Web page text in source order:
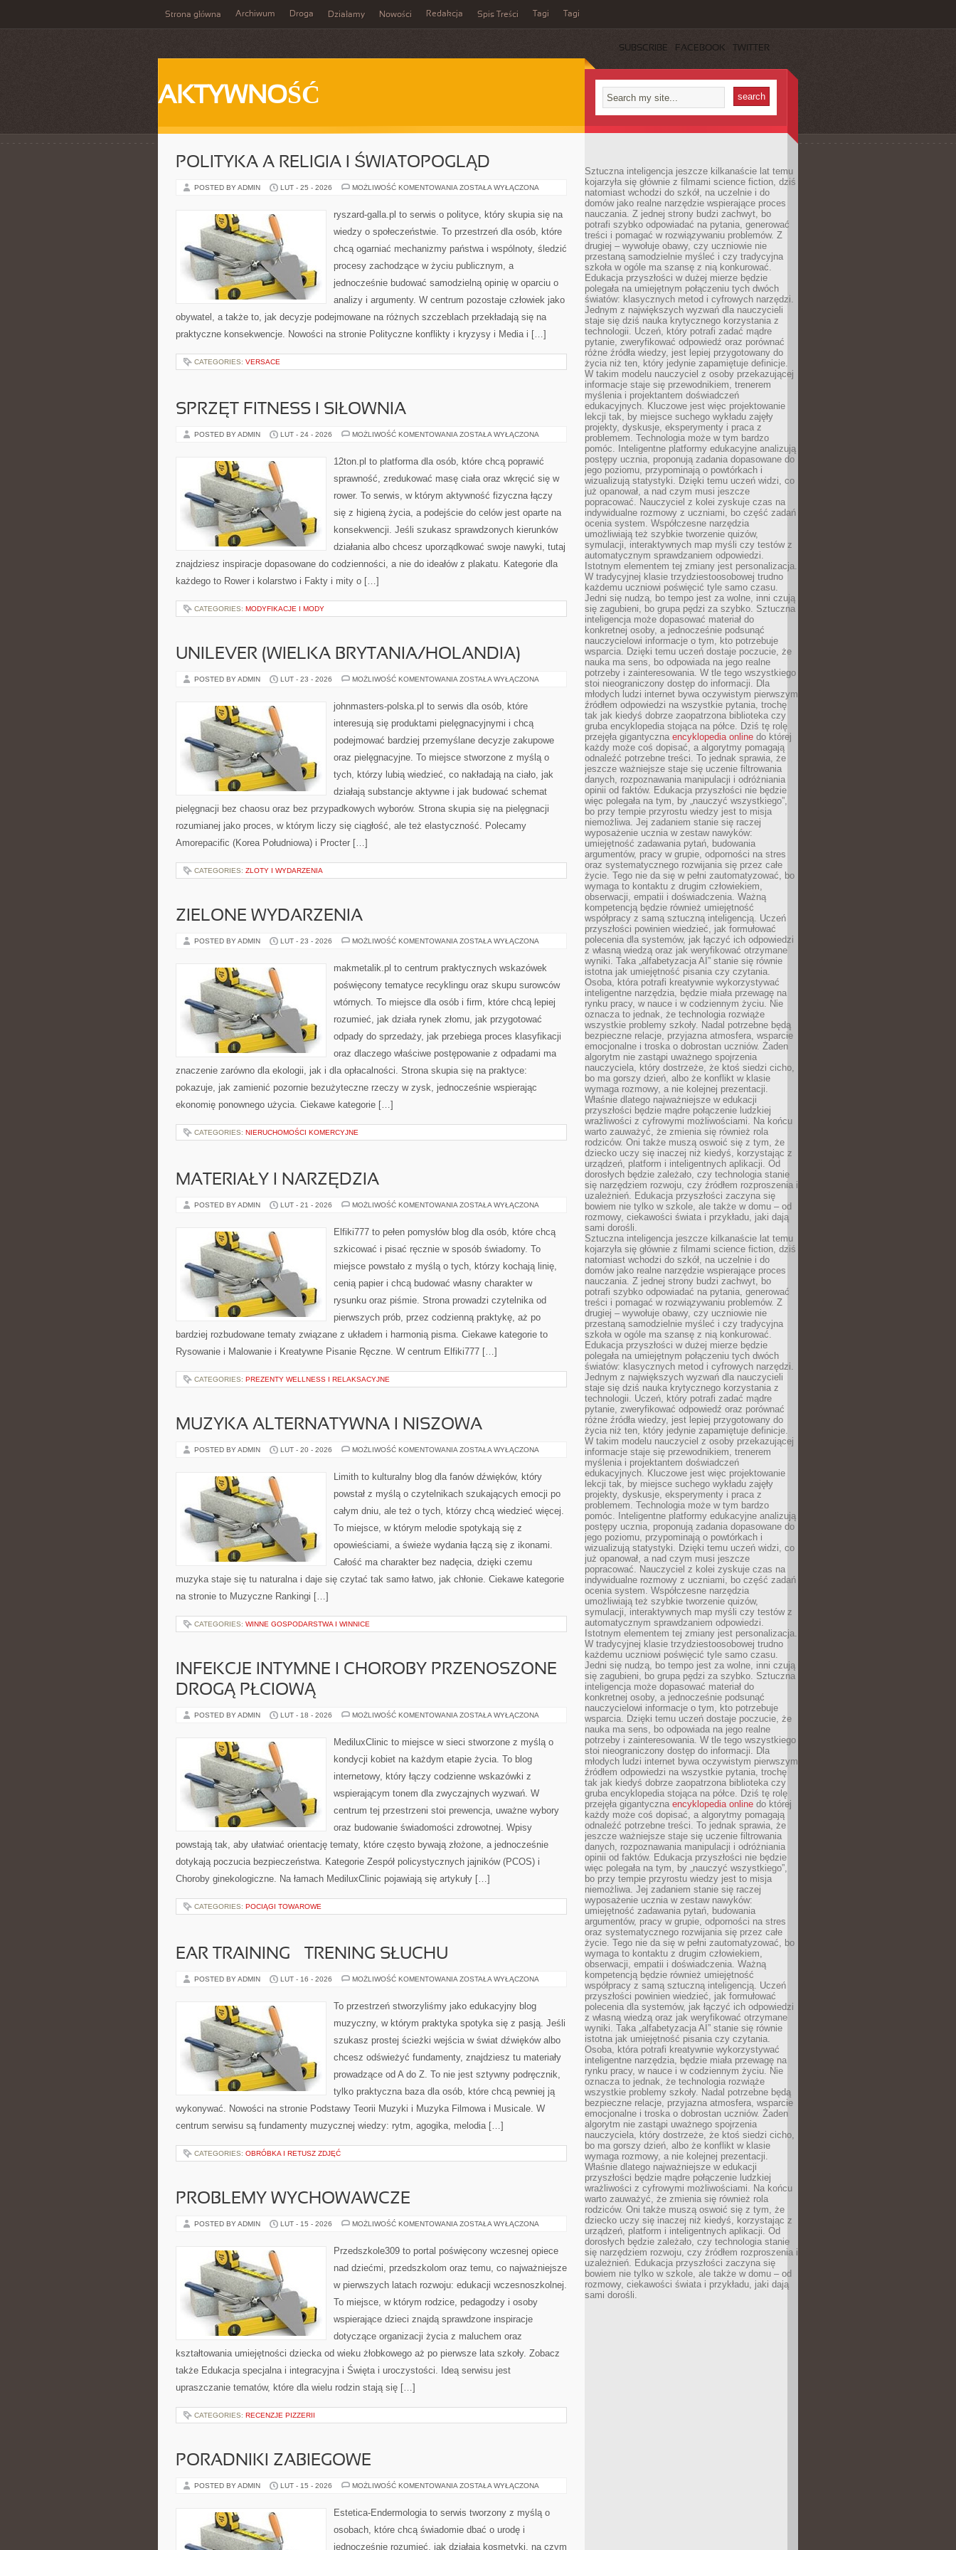
Strona główna Archiwum Droga Działamy Nowości Redakcja Spis Treści Tagi Tagi
SUBSCRIBE FACEBOOK TWITTER
AKTYWNOŚĆ
POLITYKA A RELIGIA I ŚWIATOPOGLĄD
POSTED BY ADMIN LUT - 25 - 2026 MOŻLIWOŚĆ KOMENTOWANIA POLITYKA
I
ŚWIATOPOGLĄD
ZOSTAŁA WYŁĄCZONA
ryszard-galla.pl to serwis o polityce, który skupia się na
wiedzy o społeczeństwie. To przestrzeń dla osób, które
chcą ogarniać mechanizmy państwa i wspólnoty, śledzić
procesy zachodzące w życiu publicznym, a
jednocześnie budować samodzielną opinię w oparciu o
analizy i argumenty. W centrum pozostaje człowiek jako
obywatel, a także to, jak decyzje podejmowane na różnych szczeblach przekładają się na
praktyczne konsekwencje. Nowości na stronie Polityczne konflikty i kryzysy i Media i […]
CATEGORIES: VERSACE
SPRZĘT FITNESS I SIŁOWNIA
POSTED BY ADMIN LUT - 24 - 2026 MOŻLIWOŚĆ KOMENTOWANIA SPRZĘT
SIŁOWNIA
ZOSTAŁA WYŁĄCZONA
12ton.pl to platforma dla osób, które chcą poprawić
sprawność, zredukować masę ciała oraz wkręcić się w
rower. To serwis, w którym aktywność fizyczna łączy
się z higieną życia, a podejście do celów jest oparte na
konsekwencji. Jeśli szukasz sprawdzonych kierunków
działania albo chcesz uporządkować swoje nawyki, tutaj
znajdziesz inspiracje dopasowane do codzienności, a nie do ideałów z plakatu. Kategorie dla
każdego to Rower i kolarstwo i Fakty i mity o […]
CATEGORIES: MODYFIKACJE I MODY
UNILEVER (WIELKA BRYTANIA/HOLANDIA)
POSTED BY ADMIN LUT - 23 - 2026 MOŻLIWOŚĆ KOMENTOWANIA UNILEVER
ZOSTAŁA WYŁĄCZONA
johnmasters-polska.pl to serwis dla osób, które
interesują się produktami pielęgnacyjnymi i chcą
podejmować bardziej przemyślane decyzje zakupowe
oraz pielęgnacyjne. To miejsce stworzone z myślą o
tych, którzy lubią wiedzieć, co nakładają na ciało, jak
działają substancje aktywne i jak budować schemat
pielęgnacji bez chaosu oraz bez przypadkowych wyborów. Strona skupia się na pielęgnacji
rozumianej jako proces, w którym liczy się ciągłość, ale też elastyczność. Polecamy
Amorepacific (Korea Południowa) i Procter […]
CATEGORIES: ZLOTY I WYDARZENIA
ZIELONE WYDARZENIA
POSTED BY ADMIN LUT - 23 - 2026 MOŻLIWOŚĆ KOMENTOWANIA ZIELONE
ZOSTAŁA WYŁĄCZONA
makmetalik.pl to centrum praktycznych wskazówek
poświęcony tematyce recyklingu oraz skupu surowców
wtórnych. To miejsce dla osób i firm, które chcą lepiej
rozumieć, jak działa rynek złomu, jak przygotować
odpady do sprzedaży, jak przebiega proces klasyfikacji
oraz dlaczego właściwe postępowanie z odpadami ma
znaczenie zarówno dla ekologii, jak i dla opłacalności. Strona skupia się na praktyce:
pokazuje, jak zamienić pozornie bezużyteczne rzeczy w zysk, jednocześnie wspierając
ekonomię ponownego użycia. Ciekawe kategorie […]
CATEGORIES: NIERUCHOMOŚCI KOMERCYJNE
MATERIAŁY I NARZĘDZIA
POSTED BY ADMIN LUT - 21 - 2026 MOŻLIWOŚĆ KOMENTOWANIA MATERIAŁY
ZOSTAŁA WYŁĄCZONA
Elfiki777 to pełen pomysłów blog dla osób, które chcą
szkicować i pisać ręcznie w sposób świadomy. To
miejsce powstało z myślą o tych, którzy kochają linię,
cenią papier i chcą budować własny charakter w
rysunku oraz piśmie. Strona prowadzi czytelnika od
pierwszych prób, przez codzienną praktykę, aż po
bardziej rozbudowane tematy związane z układem i harmonią pisma. Ciekawe kategorie to
Rysowanie i Malowanie i Kreatywne Pisanie Ręczne. W centrum Elfiki777 […]
CATEGORIES: PREZENTY WELLNESS I RELAKSACYJNE
MUZYKA ALTERNATYWNA I NISZOWA
POSTED BY ADMIN LUT - 20 - 2026 MOŻLIWOŚĆ KOMENTOWANIA MUZYKA
NISZOWA
ZOSTAŁA WYŁĄCZONA
Limith to kulturalny blog dla fanów dźwięków, który
powstał z myślą o czytelnikach szukających emocji po
całym dniu, ale też o tych, którzy chcą wiedzieć więcej.
To miejsce, w którym melodie spotykają się z
opowieściami, a świeże wydania łączą się z ikonami.
Całość ma charakter bez nadęcia, dzięki czemu
muzyka staje się tu naturalna i daje się czytać tak samo łatwo, jak chłonie. Ciekawe kategorie
na stronie to Muzyczne Rankingi […]
CATEGORIES: WINNE GOSPODARSTWA I WINNICE
INFEKCJE INTYMNE I CHOROBY PRZENOSZONE
DROGĄ PŁCIOWĄ
POSTED BY ADMIN LUT - 18 - 2026 MOŻLIWOŚĆ KOMENTOWANIA INFEKCJE
CHOROBY
PRZENOSZONE
PŁCIOWĄ
ZOSTAŁA WYŁĄCZONA
MediluxClinic to miejsce w sieci stworzone z myślą o
kondycji kobiet na każdym etapie życia. To blog
internetowy, który łączy codzienne wskazówki z
wspierającym tonem dla zwyczajnych wyzwań. W
centrum tej przestrzeni stoi prewencja, uważne wybory
oraz budowanie świadomości zdrowotnej. Wpisy
powstają tak, aby ułatwiać orientację tematy, które często bywają złożone, a jednocześnie
dotykają poczucia bezpieczeństwa. Kategorie Zespół policystycznych jajników (PCOS) i
Choroby ginekologiczne. Na łamach MediluxClinic pojawiają się artykuły […]
CATEGORIES: POCIĄGI TOWAROWE
EAR TRAINING – TRENING SŁUCHU
POSTED BY ADMIN LUT - 16 - 2026 MOŻLIWOŚĆ KOMENTOWANIA EAR
TRENING
SŁUCHU
ZOSTAŁA WYŁĄCZONA
To przestrzeń stworzyliśmy jako edukacyjny blog
muzyczny, w którym praktyka spotyka się z pasją. Jeśli
szukasz prostej ścieżki wejścia w świat dźwięków albo
chcesz odświeżyć fundamenty, znajdziesz tu materiały
prowadzące od A do Z. To nie jest sztywny podręcznik,
tylko praktyczna baza dla osób, które chcą pewniej ją
wykonywać. Nowości na stronie Podstawy Teorii Muzyki i Muzyka Filmowa i Musicale. W
centrum serwisu są fundamenty muzycznej wiedzy: rytm, agogika, melodia […]
CATEGORIES: OBRÓBKA I RETUSZ ZDJĘĆ
PROBLEMY WYCHOWAWCZE
POSTED BY ADMIN LUT - 15 - 2026 MOŻLIWOŚĆ KOMENTOWANIA PROBLEMY
ZOSTAŁA WYŁĄCZONA
Przedszkole309 to portal poświęcony wczesnej opiece
nad dziećmi, przedszkolom oraz temu, co najważniejsze
w pierwszych latach rozwoju: edukacji wczesnoszkolnej.
To miejsce, w którym rodzice, pedagodzy i osoby
wspierające dzieci znajdą sprawdzone inspiracje
dotyczące organizacji życia z maluchem oraz
kształtowania umiejętności dziecka od wieku żłobkowego aż po pierwsze lata szkoły. Zobacz
także Edukacja specjalna i integracyjna i Święta i uroczystości. Ideą serwisu jest
upraszczanie tematów, które dla wielu rodzin stają się […]
CATEGORIES: RECENZJE PIZZERII
PORADNIKI ZABIEGOWE
POSTED BY ADMIN LUT - 15 - 2026 MOŻLIWOŚĆ KOMENTOWANIA PORADNIKI
ZOSTAŁA WYŁĄCZONA
Estetica-Endermologia to serwis tworzony z myślą o
osobach, które chcą świadomie dbać o urodę i
jednocześnie rozumieć, jak działają kosmetyki, na czym
Sztuczna inteligencja jeszcze kilkanaście lat temu
kojarzyła się głównie z filmami science fiction, dziś
natomiast wchodzi do szkół, na uczelnie i do
domów jako realne narzędzie wspierające proces
nauczania. Z jednej strony budzi zachwyt, bo
potrafi szybko odpowiadać na pytania, generować
treści i pomagać w rozwiązywaniu problemów. Z
drugiej – wywołuje obawy, czy uczniowie nie
przestaną samodzielnie myśleć i czy tradycyjna
szkoła w ogóle ma szansę z nią konkurować.
Edukacja przyszłości w dużej mierze będzie
polegała na umiejętnym połączeniu tych dwóch
światów: klasycznych metod i cyfrowych narzędzi.
Jednym z największych wyzwań dla nauczycieli
staje się dziś nauka krytycznego korzystania z
technologii. Uczeń, który potrafi zadać mądre
pytanie, zweryfikować odpowiedź oraz porównać
różne źródła wiedzy, jest lepiej przygotowany do
życia niż ten, który jedynie zapamiętuje definicje.
W takim modelu nauczyciel z osoby przekazującej
informacje staje się przewodnikiem, trenerem
myślenia i projektantem doświadczeń
edukacyjnych. Kluczowe jest więc projektowanie
lekcji tak, by miejsce suchego wykładu zajęły
projekty, dyskusje, eksperymenty i praca z
problemem. Technologia może w tym bardzo
pomóc. Inteligentne platformy edukacyjne analizują
postępy ucznia, proponują zadania dopasowane do
jego poziomu, przypominają o powtórkach i
wizualizują statystyki. Dzięki temu uczeń widzi, co
już opanował, a nad czym musi jeszcze
popracować. Nauczyciel z kolei zyskuje czas na
indywidualne rozmowy z uczniami, bo część zadań
ocenia system. Współczesne narzędzia
umożliwiają też szybkie tworzenie quizów,
symulacji, interaktywnych map myśli czy testów z
automatycznym sprawdzaniem odpowiedzi.
Istotnym elementem tej zmiany jest personalizacja.
W tradycyjnej klasie trzydziestoosobowej trudno
każdemu uczniowi poświęcić tyle samo czasu.
Jedni się nudzą, bo tempo jest za wolne, inni czują
się zagubieni, bo grupa pędzi za szybko. Sztuczna
inteligencja może dopasować materiał do
konkretnej osoby, a jednocześnie podsunąć
nauczycielowi informacje o tym, kto potrzebuje
wsparcia. Dzięki temu uczeń dostaje poczucie, że
nauka ma sens, bo odpowiada na jego realne
potrzeby i zainteresowania. W tle tego wszystkiego
stoi nieograniczony dostęp do informacji. Dla
młodych ludzi internet bywa oczywistym pierwszym
źródłem odpowiedzi na wszystkie pytania, trochę
tak jak kiedyś dobrze zaopatrzona biblioteka czy
gruba encyklopedia stojąca na półce. Dziś tę rolę
przejęła gigantyczna encyklopedia online do której
każdy może coś dopisać, a algorytmy pomagają
odnaleźć potrzebne treści. To jednak sprawia, że
jeszcze ważniejsze staje się uczenie filtrowania
danych, rozpoznawania manipulacji i odróżniania
opinii od faktów. Edukacja przyszłości nie będzie
więc polegała na tym, by „nauczyć wszystkiego”,
bo przy tempie przyrostu wiedzy jest to misja
niemożliwa. Jej zadaniem stanie się raczej
wyposażenie ucznia w zestaw nawyków:
umiejętność zadawania pytań, budowania
argumentów, pracy w grupie, odporności na stres
oraz systematycznego rozwijania się przez całe
życie. Tego nie da się w pełni zautomatyzować, bo
wymaga to kontaktu z drugim człowiekiem,
obserwacji, empatii i doświadczenia. Ważną
kompetencją będzie również umiejętność
współpracy z samą sztuczną inteligencją. Uczeń
przyszłości powinien wiedzieć, jak formułować
polecenia dla systemów, jak łączyć ich odpowiedzi
z własną wiedzą oraz jak weryfikować otrzymane
wyniki. Taka „alfabetyzacja AI” stanie się równie
istotna jak umiejętność pisania czy czytania.
Osoba, która potrafi kreatywnie wykorzystywać
inteligentne narzędzia, będzie miała przewagę na
rynku pracy, w nauce i w codziennym życiu. Nie
oznacza to jednak, że technologia rozwiąże
wszystkie problemy szkoły. Nadal potrzebne będą
bezpieczne relacje, przyjazna atmosfera, wsparcie
emocjonalne i troska o dobrostan uczniów. Żaden
algorytm nie zastąpi uważnego spojrzenia
nauczyciela, który dostrzeże, że ktoś siedzi cicho,
bo ma gorszy dzień, albo że konflikt w klasie
wymaga rozmowy, a nie kolejnej prezentacji.
Właśnie dlatego najważniejsze w edukacji
przyszłości będzie mądre połączenie ludzkiej
wrażliwości z cyfrowymi możliwościami. Na końcu
warto zauważyć, że zmienia się również rola
rodziców. Oni także muszą oswoić się z tym, że
dziecko uczy się inaczej niż kiedyś, korzystając z
urządzeń, platform i inteligentnych aplikacji. Od
dorosłych będzie zależało, czy technologia stanie
się narzędziem rozwoju, czy źródłem rozproszenia i
uzależnień. Edukacja przyszłości zaczyna się
bowiem nie tylko w szkole, ale także w domu – od
rozmowy, ciekawości świata i przykładu, jaki dają
sami dorośli.
Sztuczna inteligencja jeszcze kilkanaście lat temu
kojarzyła się głównie z filmami science fiction, dziś
natomiast wchodzi do szkół, na uczelnie i do
domów jako realne narzędzie wspierające proces
nauczania. Z jednej strony budzi zachwyt, bo
potrafi szybko odpowiadać na pytania, generować
treści i pomagać w rozwiązywaniu problemów. Z
drugiej – wywołuje obawy, czy uczniowie nie
przestaną samodzielnie myśleć i czy tradycyjna
szkoła w ogóle ma szansę z nią konkurować.
Edukacja przyszłości w dużej mierze będzie
polegała na umiejętnym połączeniu tych dwóch
światów: klasycznych metod i cyfrowych narzędzi.
Jednym z największych wyzwań dla nauczycieli
staje się dziś nauka krytycznego korzystania z
technologii. Uczeń, który potrafi zadać mądre
pytanie, zweryfikować odpowiedź oraz porównać
różne źródła wiedzy, jest lepiej przygotowany do
życia niż ten, który jedynie zapamiętuje definicje.
W takim modelu nauczyciel z osoby przekazującej
informacje staje się przewodnikiem, trenerem
myślenia i projektantem doświadczeń
edukacyjnych. Kluczowe jest więc projektowanie
lekcji tak, by miejsce suchego wykładu zajęły
projekty, dyskusje, eksperymenty i praca z
problemem. Technologia może w tym bardzo
pomóc. Inteligentne platformy edukacyjne analizują
postępy ucznia, proponują zadania dopasowane do
jego poziomu, przypominają o powtórkach i
wizualizują statystyki. Dzięki temu uczeń widzi, co
już opanował, a nad czym musi jeszcze
popracować. Nauczyciel z kolei zyskuje czas na
indywidualne rozmowy z uczniami, bo część zadań
ocenia system. Współczesne narzędzia
umożliwiają też szybkie tworzenie quizów,
symulacji, interaktywnych map myśli czy testów z
automatycznym sprawdzaniem odpowiedzi.
Istotnym elementem tej zmiany jest personalizacja.
W tradycyjnej klasie trzydziestoosobowej trudno
każdemu uczniowi poświęcić tyle samo czasu.
Jedni się nudzą, bo tempo jest za wolne, inni czują
się zagubieni, bo grupa pędzi za szybko. Sztuczna
inteligencja może dopasować materiał do
konkretnej osoby, a jednocześnie podsunąć
nauczycielowi informacje o tym, kto potrzebuje
wsparcia. Dzięki temu uczeń dostaje poczucie, że
nauka ma sens, bo odpowiada na jego realne
potrzeby i zainteresowania. W tle tego wszystkiego
stoi nieograniczony dostęp do informacji. Dla
młodych ludzi internet bywa oczywistym pierwszym
źródłem odpowiedzi na wszystkie pytania, trochę
tak jak kiedyś dobrze zaopatrzona biblioteka czy
gruba encyklopedia stojąca na półce. Dziś tę rolę
przejęła gigantyczna encyklopedia online do której
każdy może coś dopisać, a algorytmy pomagają
odnaleźć potrzebne treści. To jednak sprawia, że
jeszcze ważniejsze staje się uczenie filtrowania
danych, rozpoznawania manipulacji i odróżniania
opinii od faktów. Edukacja przyszłości nie będzie
więc polegała na tym, by „nauczyć wszystkiego”,
bo przy tempie przyrostu wiedzy jest to misja
niemożliwa. Jej zadaniem stanie się raczej
wyposażenie ucznia w zestaw nawyków:
umiejętność zadawania pytań, budowania
argumentów, pracy w grupie, odporności na stres
oraz systematycznego rozwijania się przez całe
życie. Tego nie da się w pełni zautomatyzować, bo
wymaga to kontaktu z drugim człowiekiem,
obserwacji, empatii i doświadczenia. Ważną
kompetencją będzie również umiejętność
współpracy z samą sztuczną inteligencją. Uczeń
przyszłości powinien wiedzieć, jak formułować
polecenia dla systemów, jak łączyć ich odpowiedzi
z własną wiedzą oraz jak weryfikować otrzymane
wyniki. Taka „alfabetyzacja AI” stanie się równie
istotna jak umiejętność pisania czy czytania.
Osoba, która potrafi kreatywnie wykorzystywać
inteligentne narzędzia, będzie miała przewagę na
rynku pracy, w nauce i w codziennym życiu. Nie
oznacza to jednak, że technologia rozwiąże
wszystkie problemy szkoły. Nadal potrzebne będą
bezpieczne relacje, przyjazna atmosfera, wsparcie
emocjonalne i troska o dobrostan uczniów. Żaden
algorytm nie zastąpi uważnego spojrzenia
nauczyciela, który dostrzeże, że ktoś siedzi cicho,
bo ma gorszy dzień, albo że konflikt w klasie
wymaga rozmowy, a nie kolejnej prezentacji.
Właśnie dlatego najważniejsze w edukacji
przyszłości będzie mądre połączenie ludzkiej
wrażliwości z cyfrowymi możliwościami. Na końcu
warto zauważyć, że zmienia się również rola
rodziców. Oni także muszą oswoić się z tym, że
dziecko uczy się inaczej niż kiedyś, korzystając z
urządzeń, platform i inteligentnych aplikacji. Od
dorosłych będzie zależało, czy technologia stanie
się narzędziem rozwoju, czy źródłem rozproszenia i
uzależnień. Edukacja przyszłości zaczyna się
bowiem nie tylko w szkole, ale także w domu – od
rozmowy, ciekawości świata i przykładu, jaki dają
sami dorośli.